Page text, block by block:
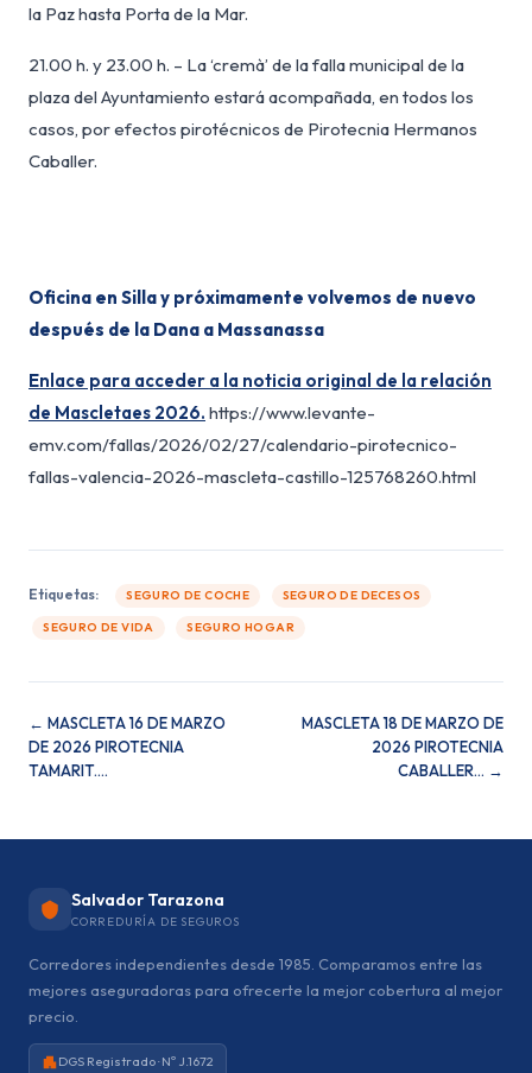
la Paz hasta Porta de la Mar.
21.00 h. y 23.00 h. – La ‘cremà’ de la falla municipal de la
plaza del Ayuntamiento estará acompañada, en todos los
casos, por efectos pirotécnicos de Pirotecnia Hermanos
Caballer.
Oficina en Silla y próximamente volvemos de nuevo
después de la Dana a Massanassa
Enlace para acceder a la noticia original de la relación
de Mascletaes 2026. https://www.levante-
emv.com/fallas/2026/02/27/calendario-pirotecnico-
fallas-valencia-2026-mascleta-castillo-125768260.html
Etiquetas: SEGURO DE COCHE SEGURO DE DECESOS
SEGURO DE VIDA SEGURO HOGAR
← MASCLETA 16 DE MARZO
DE 2026 PIROTECNIA
TAMARIT.…
MASCLETA 18 DE MARZO DE
2026 PIROTECNIA
CABALLER… →
Salvador Tarazona
CORREDURÍA DE SEGUROS
Corredores independientes desde 1985. Comparamos entre las
mejores aseguradoras para ofrecerte la mejor cobertura al mejor
precio.
DGS Registrado · Nº J.1672